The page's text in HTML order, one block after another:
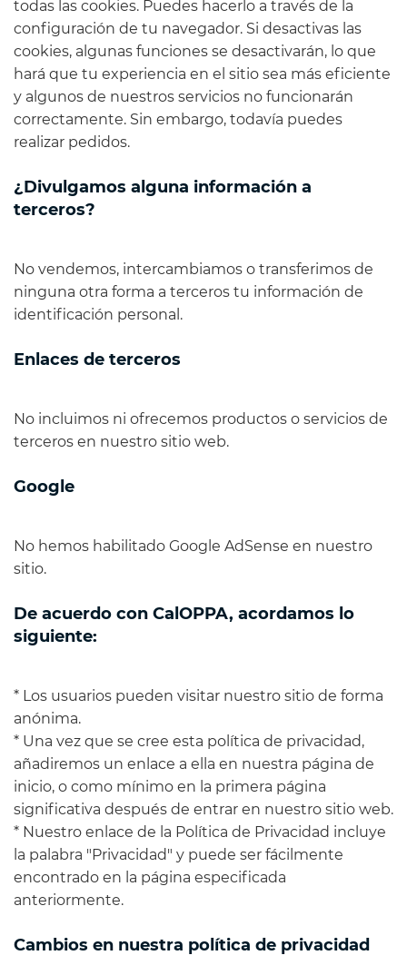
todas las cookies. Puedes hacerlo a través de la
configuración de tu navegador. Si desactivas las
cookies, algunas funciones se desactivarán, lo que
hará que tu experiencia en el sitio sea más eficiente
y algunos de nuestros servicios no funcionarán
correctamente. Sin embargo, todavía puedes
realizar pedidos.
¿Divulgamos alguna información a
terceros?
No vendemos, intercambiamos o transferimos de
ninguna otra forma a terceros tu información de
identificación personal.
Enlaces de terceros
No incluimos ni ofrecemos productos o servicios de
terceros en nuestro sitio web.
Google
No hemos habilitado Google AdSense en nuestro
sitio.
De acuerdo con CalOPPA, acordamos lo
siguiente:
* Los usuarios pueden visitar nuestro sitio de forma
anónima.
* Una vez que se cree esta política de privacidad,
añadiremos un enlace a ella en nuestra página de
inicio, o como mínimo en la primera página
significativa después de entrar en nuestro sitio web.
* Nuestro enlace de la Política de Privacidad incluye
la palabra "Privacidad" y puede ser fácilmente
encontrado en la página especificada
anteriormente.
Cambios en nuestra política de privacidad